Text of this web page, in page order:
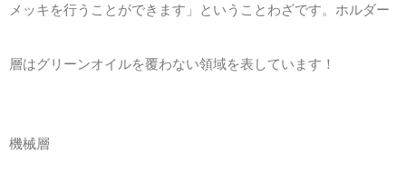
メッキを行うことができます」ということわざです。ホルダー
層はグリーンオイルを覆わない領域を表しています！
機械層